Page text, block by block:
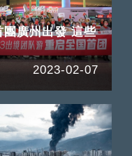
團廣州出發 這些
2023-02-07